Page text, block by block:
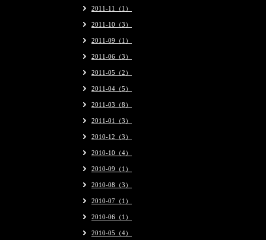
2011-11（1）
2011-10（3）
2011-09（1）
2011-06（3）
2011-05（2）
2011-04（5）
2011-03（8）
2011-01（3）
2010-12（3）
2010-10（4）
2010-09（1）
2010-08（3）
2010-07（1）
2010-06（1）
2010-05（4）